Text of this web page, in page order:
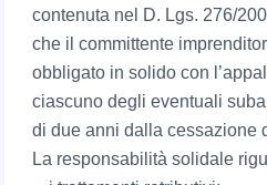
contenuta nel D. Lgs. 276/
che il committente
obbligato in solido con
ciascuno degli eventuali
di due anni dalla cessazione
La responsabilità solidale